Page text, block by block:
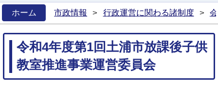
ホーム
市政情報 > 行政運営に関わる諸制度 >
令和4年度第1回土浦市放課後子供
教室推進事業運営委員会